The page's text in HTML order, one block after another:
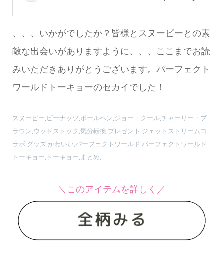
、、、いかがでしたか？皆様とスヌーピーとの素
敵な出会いがありますように、、、ここまでお読
みいただきありがとうございます。パーフェクト
ワールドトーキョーのセカイでした！
スヌーピー,ピーナッツ,ボールペン,ジョー・クール,チャーリー・ブ
ラウン,ウッドストック,気分転換,プレゼント,ジェットストリームコ
ラボ,グッズ,かわいい,パーフェクトワールド,パーフェクトワールド
トーキョー,トーキョー,まとめ,
＼このアイテムを詳しく／